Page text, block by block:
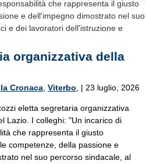
che rappresenta il giusto
e dell'impegno dimostrato nel suo
e dei lavoratori dell'istruzione e
organizzativa della
Cronaca, Viterbo, | 23 luglio, 2026
eletta segretaria organizzativa
Lazio. I colleghi: "Un incarico di
che rappresenta il giusto
competenze, della passione e
nel suo percorso sindacale, al